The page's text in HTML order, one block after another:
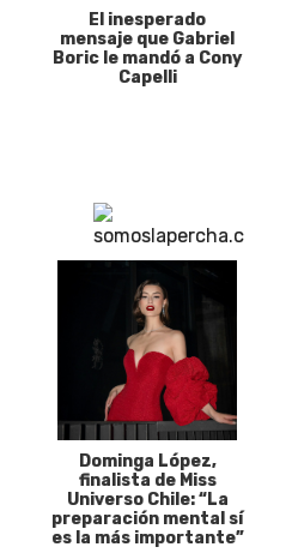
El inesperado
mensaje que Gabriel
Boric le mandó a Cony
Capelli
Dominga López,
finalista de Miss
Universo Chile: “La
preparación mental sí
es la más importante”